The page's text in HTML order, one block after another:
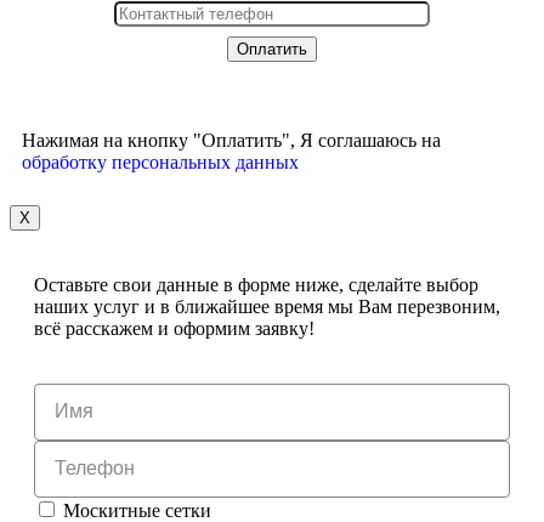
Нажимая на кнопку "Оплатить", Я соглашаюсь на
обработку персональных данных
X
Оставьте свои данные в форме ниже, сделайте выбор
наших услуг и в ближайшее время мы Вам перезвоним,
всё расскажем и оформим заявку!
Москитные сетки